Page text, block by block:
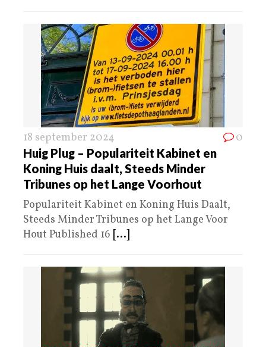
18 september 2024 0
Huig Plug – Populariteit Kabinet en
Koning Huis daalt, Steeds Minder
Tribunes op het Lange Voorhout
Populariteit Kabinet en Koning Huis Daalt,
Steeds Minder Tribunes op het Lange Voor
Hout Published 16 [...]